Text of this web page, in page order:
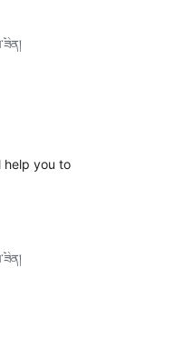
help you to